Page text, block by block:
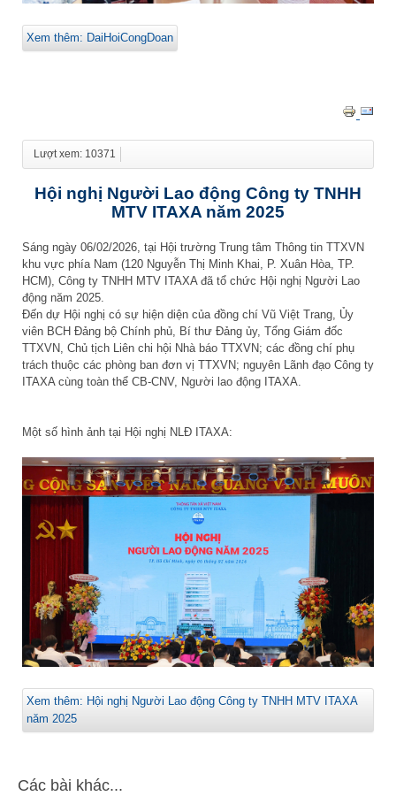
Xem thêm: DaiHoiCongDoan
Lượt xem: 10371
Hội nghị Người Lao động Công ty TNHH
MTV ITAXA năm 2025
Sáng ngày 06/02/2026, tại Hội trường Trung tâm Thông tin TTXVN
khu vực phía Nam (120 Nguyễn Thị Minh Khai, P. Xuân Hòa, TP.
HCM), Công ty TNHH MTV ITAXA đã tổ chức Hội nghị Người Lao
động năm 2025.
Đến dự Hội nghị có sự hiện diện của đồng chí Vũ Việt Trang, Ủy
viên BCH Đảng bộ Chính phủ, Bí thư Đảng ủy, Tổng Giám đốc
TTXVN, Chủ tịch Liên chi hội Nhà báo TTXVN; các đồng chí phụ
trách thuộc các phòng ban đơn vị TTXVN; nguyên Lãnh đạo Công ty
ITAXA cùng toàn thể CB-CNV, Người lao động ITAXA.
Một số hình ảnh tại Hội nghị NLĐ ITAXA:
Xem thêm: Hội nghị Người Lao động Công ty TNHH MTV ITAXA
năm 2025
Các bài khác...